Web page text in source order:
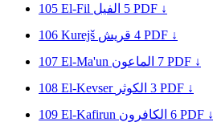
105 El-Fil الفيل 5 PDF ↓
106 Kurejš قريش 4 PDF ↓
107 El-Ma'un الماعون 7 PDF ↓
108 El-Kevser الكوثر 3 PDF ↓
109 El-Kafirun الكافرون 6 PDF ↓